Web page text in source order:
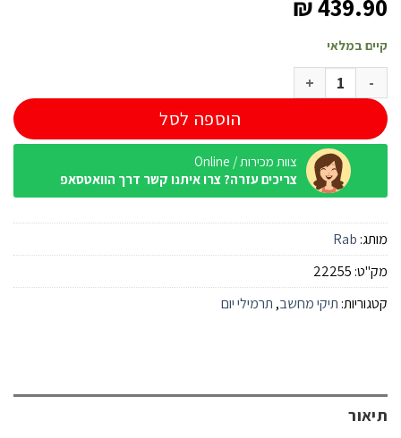
₪439.90
קיים במלאי
כמות של תרמיל Rab Depot 18 Footprint
הוספה לסל
צוות מכירות / Online
צריכים עזרה? צרו איתנו קשר דרך הוואטסאפ
מותג: Rab
מק"ט: 22255
קטגוריות: תיקי מחשב, תרמילי יום
תיאור